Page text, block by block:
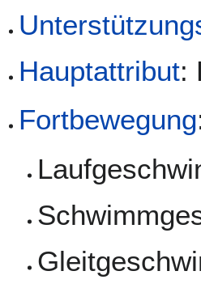
Hauptattribut:
Fortbewegung